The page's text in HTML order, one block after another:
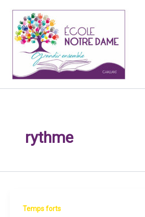
contenu
rythme
Temps forts